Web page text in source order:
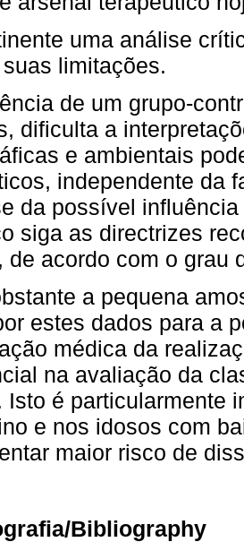
uma análise
limitações.
de um grupo-
dificulta a
e ambientais
independente da
da possível
siga as directrizes
de acordo com o grau
a pequena
estes dados para a
médica da
na avaliação da
Isto é particularmente
e nos idosos com
maior risco de
Bibliography